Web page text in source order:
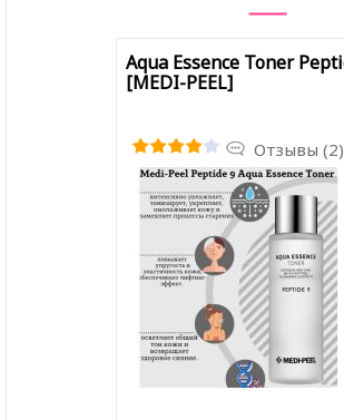
Aqua Essence Toner
[MEDI-PEEL]
Отзывы (2)